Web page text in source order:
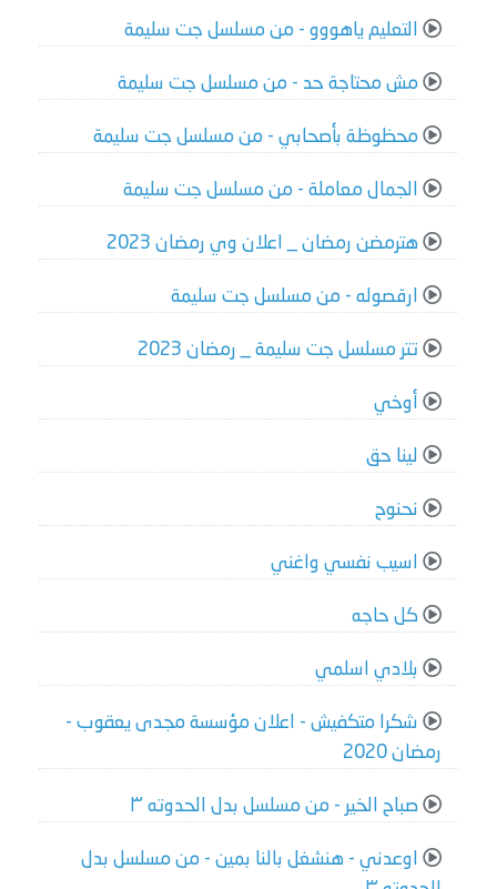
التعليم ياهووو - من مسلسل جت سليمة
مش محتاجة حد - من مسلسل جت سليمة
محظوظة بأصحابي - من مسلسل جت سليمة
الجمال معاملة - من مسلسل جت سليمة
هترمضن رمضان _ اعلان وي رمضان 2023
ارقصوله - من مسلسل جت سليمة
تتر مسلسل جت سليمة _ رمضان 2023
أوخي
لينا حق
نحنوح
اسيب نفسي واغني
كل حاجه
بلادي اسلمي
شكرا متكفيش - اعلان مؤسسة مجدى يعقوب -
رمضان 2020
صباح الخير - من مسلسل بدل الحدوته ٣
اوعدني - هنشغل بالنا بمين - من مسلسل بدل